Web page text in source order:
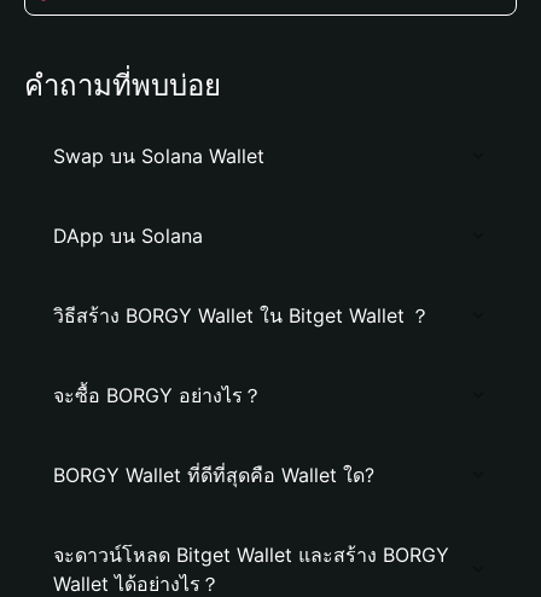
คำถามที่พบบ่อย
Swap บน Solana Wallet
DApp บน Solana
วิธีสร้าง BORGY Wallet ใน Bitget Wallet ？
จะซื้อ BORGY อย่างไร？
BORGY Wallet ที่ดีที่สุดคือ Wallet ใด?
จะดาวน์โหลด Bitget Wallet และสร้าง BORGY
Wallet ได้อย่างไร？